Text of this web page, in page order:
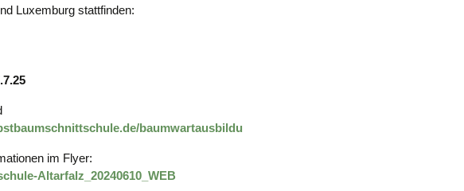
Luxemburg stattfinden:
baumwartausbildung/
im Flyer:
Altarfalz_20240610_WEB